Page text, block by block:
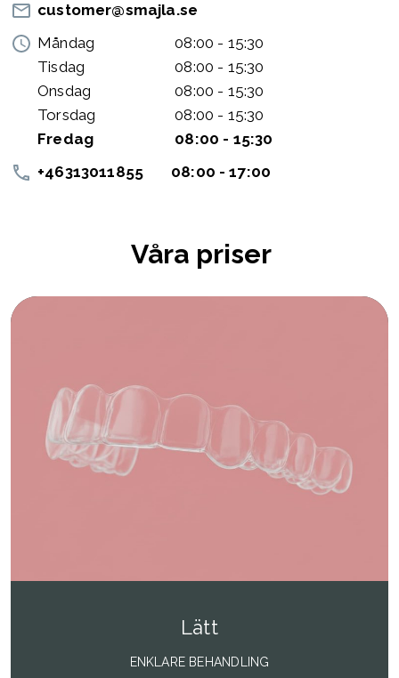
customer@smajla.se
Måndag
08:00 - 15:30
Tisdag
08:00 - 15:30
Onsdag
08:00 - 15:30
Torsdag
08:00 - 15:30
Fredag
08:00 - 15:30
+46313011855
08:00 - 17:00
Våra priser
Lätt
ENKLARE BEHANDLING